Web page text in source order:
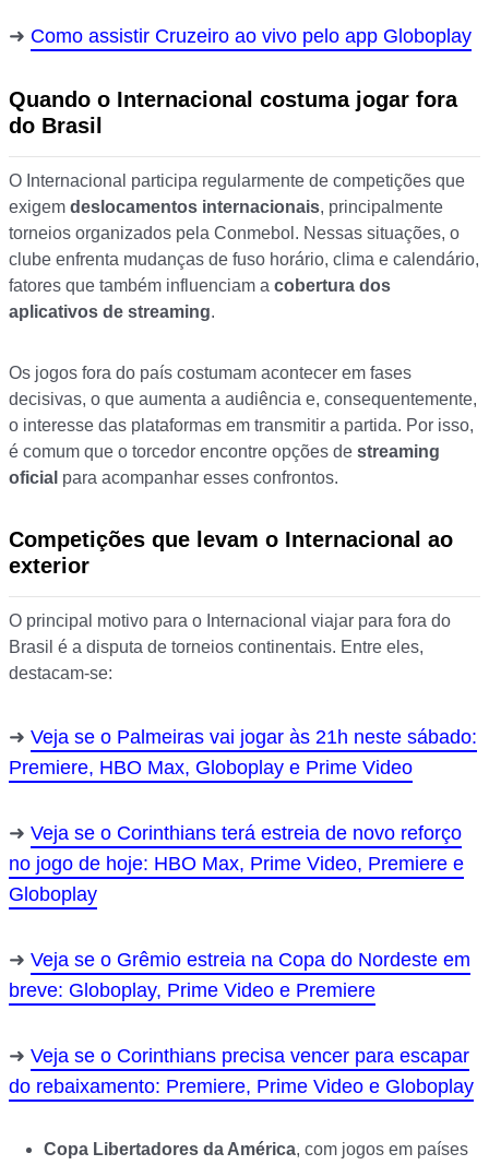
Como assistir Cruzeiro ao vivo pelo app Globoplay
Quando o Internacional costuma jogar fora
do Brasil
O Internacional participa regularmente de competições que
exigem deslocamentos internacionais, principalmente
torneios organizados pela Conmebol. Nessas situações, o
clube enfrenta mudanças de fuso horário, clima e calendário,
fatores que também influenciam a cobertura dos
aplicativos de streaming.
Os jogos fora do país costumam acontecer em fases
decisivas, o que aumenta a audiência e, consequentemente,
o interesse das plataformas em transmitir a partida. Por isso,
é comum que o torcedor encontre opções de streaming
oficial para acompanhar esses confrontos.
Competições que levam o Internacional ao
exterior
O principal motivo para o Internacional viajar para fora do
Brasil é a disputa de torneios continentais. Entre eles,
destacam-se:
Veja se o Palmeiras vai jogar às 21h neste sábado:
Premiere, HBO Max, Globoplay e Prime Video
Veja se o Corinthians terá estreia de novo reforço
no jogo de hoje: HBO Max, Prime Video, Premiere e
Globoplay
Veja se o Grêmio estreia na Copa do Nordeste em
breve: Globoplay, Prime Video e Premiere
Veja se o Corinthians precisa vencer para escapar
do rebaixamento: Premiere, Prime Video e Globoplay
Copa Libertadores da América, com jogos em países